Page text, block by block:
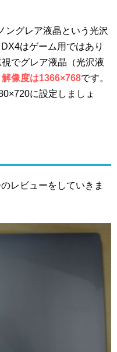
ングレア液晶という光沢
はゲーム用ではあり
でグレア液晶（光沢液
解像度は1366×768です。
に設定しましょ
レビューをしていきま